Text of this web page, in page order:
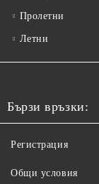
Пролетни
Летни
Бързи връзки:
Регистрация
Общи условия